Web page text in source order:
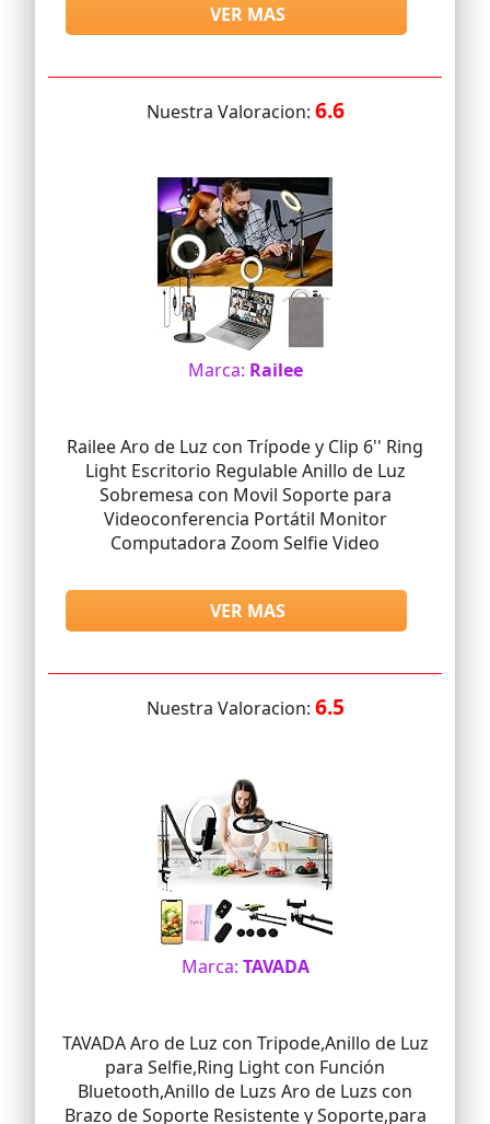
VER MAS
Nuestra Valoracion: 6.6
Marca: Railee
Railee Aro de Luz con Trípode y Clip 6'' Ring
Light Escritorio Regulable Anillo de Luz
Sobremesa con Movil Soporte para
Videoconferencia Portátil Monitor
Computadora Zoom Selfie Video
VER MAS
Nuestra Valoracion: 6.5
Marca: TAVADA
TAVADA Aro de Luz con Tripode,Anillo de Luz
para Selfie,Ring Light con Función
Bluetooth,Anillo de Luzs Aro de Luzs con
Brazo de Soporte Resistente y Soporte,para